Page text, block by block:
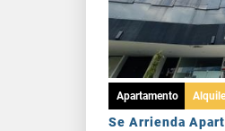
Apartamento
Se Arrienda